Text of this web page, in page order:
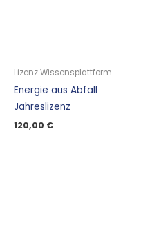
Lizenz Wissensplattform
Energie aus Abfall
Jahreslizenz
120,00 €